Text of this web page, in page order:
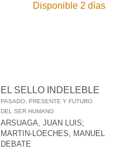
Disponible 2 días
EL SELLO INDELEBLE
PASADO, PRESENTE Y FUTURO
DEL SER HUMANO
ARSUAGA, JUAN LUIS;
MARTIN-LOECHES, MANUEL
DEBATE